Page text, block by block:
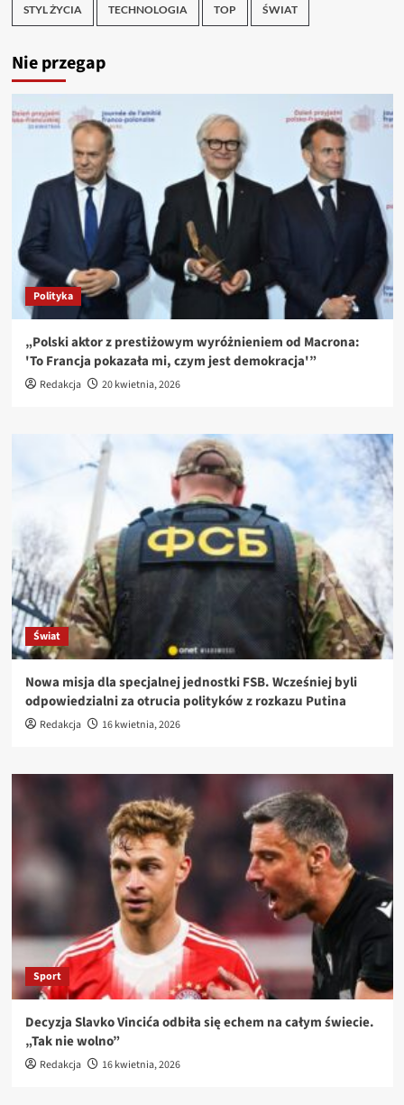
STYL ŻYCIA TECHNOLOGIA TOP ŚWIAT
Nie przegap
Polityka
„Polski aktor z prestiżowym wyróżnieniem od Macrona:
'To Francja pokazała mi, czym jest demokracja'”
Redakcja 20 kwietnia, 2026
Świat
Nowa misja dla specjalnej jednostki FSB. Wcześniej byli
odpowiedzialni za otrucia polityków z rozkazu Putina
Redakcja 16 kwietnia, 2026
Sport
Decyzja Slavko Vincića odbiła się echem na całym świecie.
„Tak nie wolno”
Redakcja 16 kwietnia, 2026